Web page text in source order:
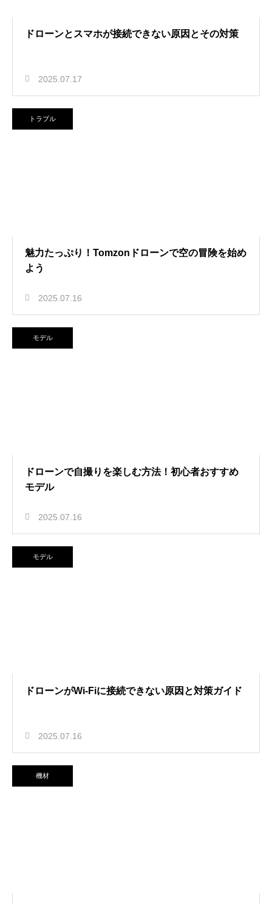
ドローンとスマホが接続できない原因とその対策
2025.07.17
トラブル
魅力たっぷり！Tomzonドローンで空の冒険を始め
よう
2025.07.16
モデル
ドローンで自撮りを楽しむ方法！初心者おすすめ
モデル
2025.07.16
モデル
ドローンがWi-Fiに接続できない原因と対策ガイド
2025.07.16
機材